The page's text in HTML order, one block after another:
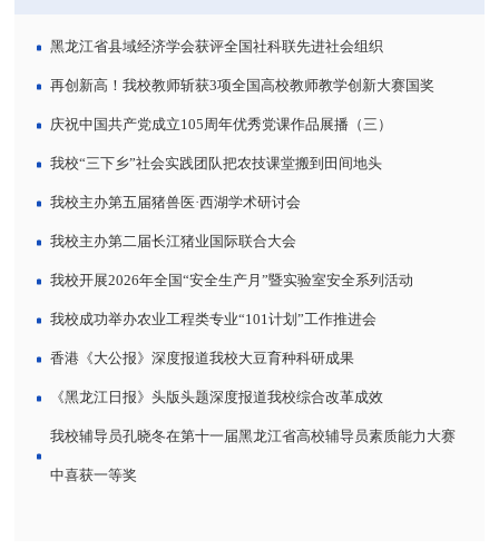
黑龙江省县域经济学会获评全国社科联先进社会组织
再创新高！我校教师斩获3项全国高校教师教学创新大赛国奖
庆祝中国共产党成立105周年优秀党课作品展播（三）
我校“三下乡”社会实践团队把农技课堂搬到田间地头
我校主办第五届猪兽医·西湖学术研讨会
我校主办第二届长江猪业国际联合大会
我校开展2026年全国“安全生产月”暨实验室安全系列活动
我校成功举办农业工程类专业“101计划”工作推进会
香港《大公报》深度报道我校大豆育种科研成果
《黑龙江日报》头版头题深度报道我校综合改革成效
我校辅导员孔晓冬在第十一届黑龙江省高校辅导员素质能力大赛
中喜获一等奖